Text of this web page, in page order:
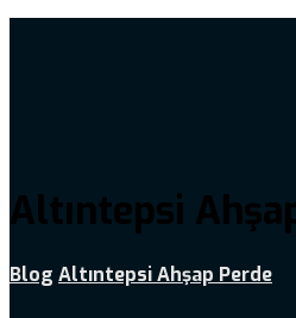
Altıntepsi
Blog Altıntepsi Ahşap Perde